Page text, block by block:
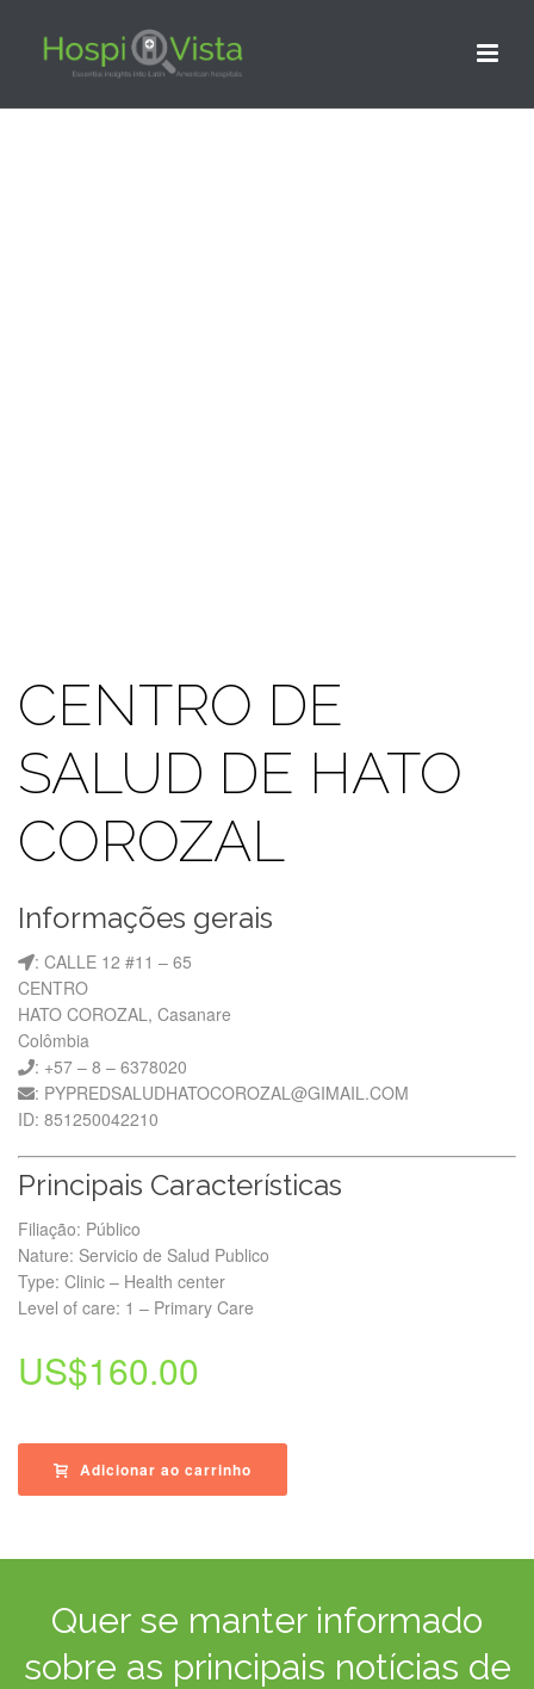
CENTRO DE
SALUD DE HATO
COROZAL
Informações gerais
: CALLE 12 #11 – 65
CENTRO
HATO COROZAL, Casanare
Colômbia
: +57 – 8 – 6378020
: PYPREDSALUDHATOCOROZAL@GIMAIL.COM
ID: 851250042210
Principais Características
Filiação: Público
Nature: Servicio de Salud Publico
Type: Clinic – Health center
Level of care: 1 – Primary Care
US$160.00
Adicionar ao carrinho
Quer se manter informado
sobre as principais notícias de